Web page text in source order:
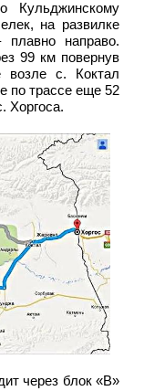
Кульджинскому
на развилке
направо.
99 км повернув
возле с. Коктал
по трассе еще 52
Хоргоса.
через блок «В»